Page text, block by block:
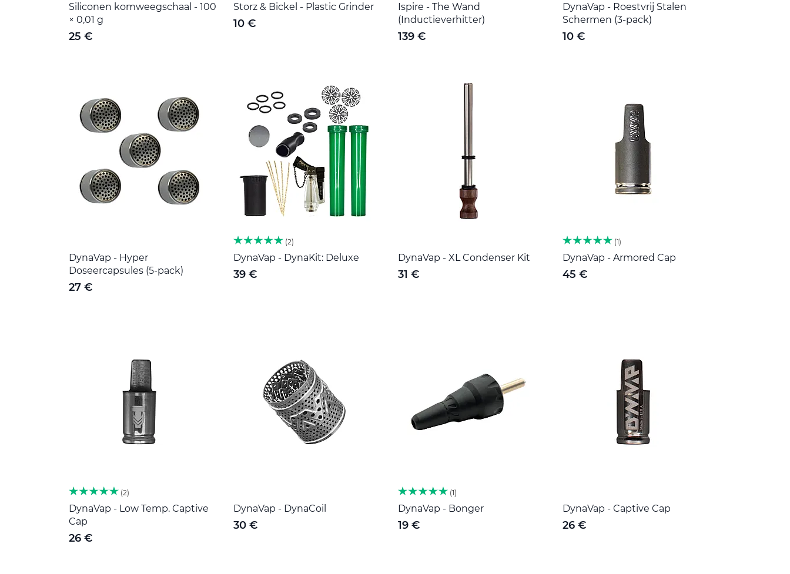
Siliconen komweegschaal - 100
× 0,01 g
25 €
Storz & Bickel - Plastic Grinder
10 €
Ispire - The Wand
(Inductieverhitter)
139 €
DynaVap - Roestvrij Stalen
Schermen (3-pack)
10 €
DynaVap - Hyper
Doseercapsules (5-pack)
27 €
2
DynaVap - DynaKit: Deluxe
39 €
DynaVap - XL Condenser Kit
31 €
1
DynaVap - Armored Cap
45 €
2
DynaVap - Low Temp. Captive
Cap
26 €
DynaVap - DynaCoil
30 €
1
DynaVap - Bonger
19 €
DynaVap - Captive Cap
26 €